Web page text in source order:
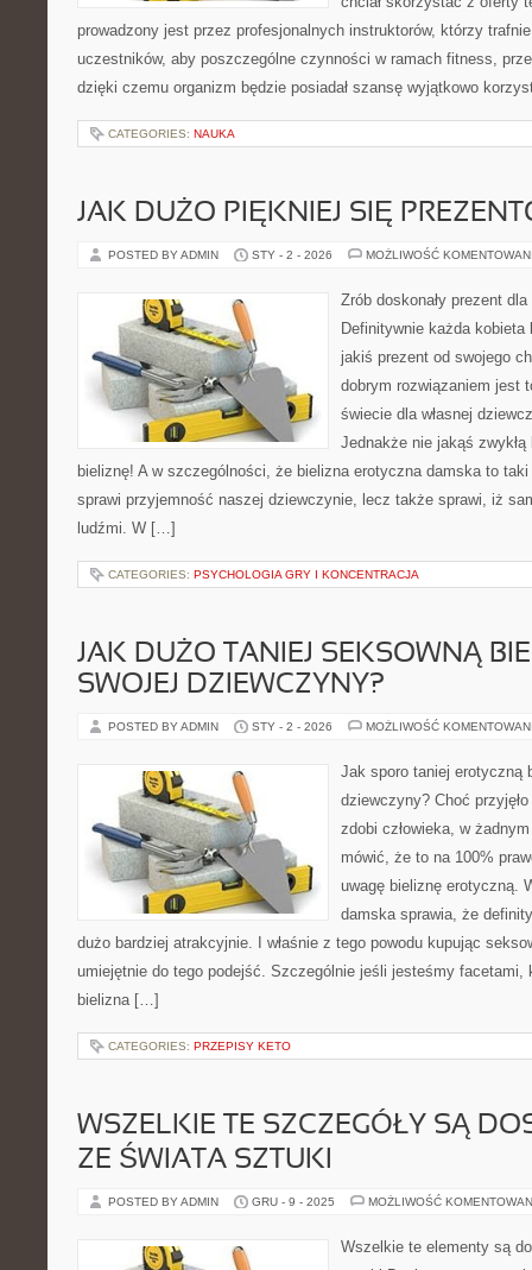
prowadzony jest przez profesjonalnych instruktorów, którzy
uczestników, aby poszczególne czynności w ramach fitness,
dzięki czemu organizm będzie posiadał szansę wyjątkowo
CATEGORIES: NAUKA
JAK DUŻO PIĘKNIEJ SIĘ
POSTED BY ADMIN STY - 2 - 2026 MOŻLIWOŚĆ
Zrób doskonały prezent
Definitywnie każda
jakiś prezent od swojego
dobrym rozwiązaniem jest
świecie dla własnej
Jednakże nie jakąś
bieliznę! A w szczególności, że bielizna erotyczna damska to
sprawi przyjemność naszej dziewczynie, lecz także sprawi, iż
ludźmi. W […]
CATEGORIES: PSYCHOLOGIA GRY I KONCENTRACJA
JAK DUŻO TANIEJ SEKSOWNĄ
SWOJEJ DZIEWCZYNY?
POSTED BY ADMIN STY - 2 - 2026 MOŻLIWOŚĆ
Jak sporo taniej erotyczną
dziewczyny? Choć
zdobi człowieka, w
mówić, że to na 100%
uwagę bieliznę erotyczną.
damska sprawia, że
dużo bardziej atrakcyjnie. I właśnie z tego powodu kupując
umiejętnie do tego podejść. Szczególnie jeśli jesteśmy facetami,
bielizna […]
CATEGORIES: PRZEPISY KETO
WSZELKIE TE SZCZEGÓŁY SĄ
ZE ŚWIATA SZTUKI
POSTED BY ADMIN GRU - 9 - 2025 MOŻLIWOŚĆ
Wszelkie te elementy są